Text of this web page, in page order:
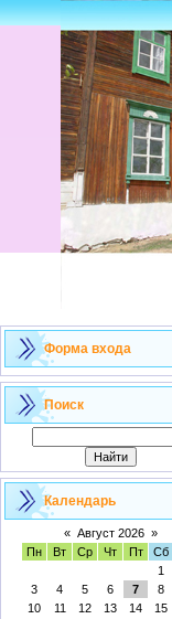
Форма входа
Поиск
Календарь
« Август 2026 »
Пн
Вт Ср Чт Пт Сб
1
3
4 5 6 7 8
10
11 12 13 14 15